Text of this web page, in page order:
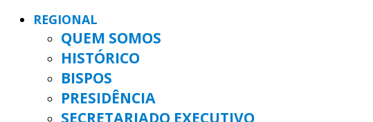
REGIONAL
QUEM SOMOS
HISTÓRICO
BISPOS
PRESIDÊNCIA
SECRETARIADO EXECUTIVO